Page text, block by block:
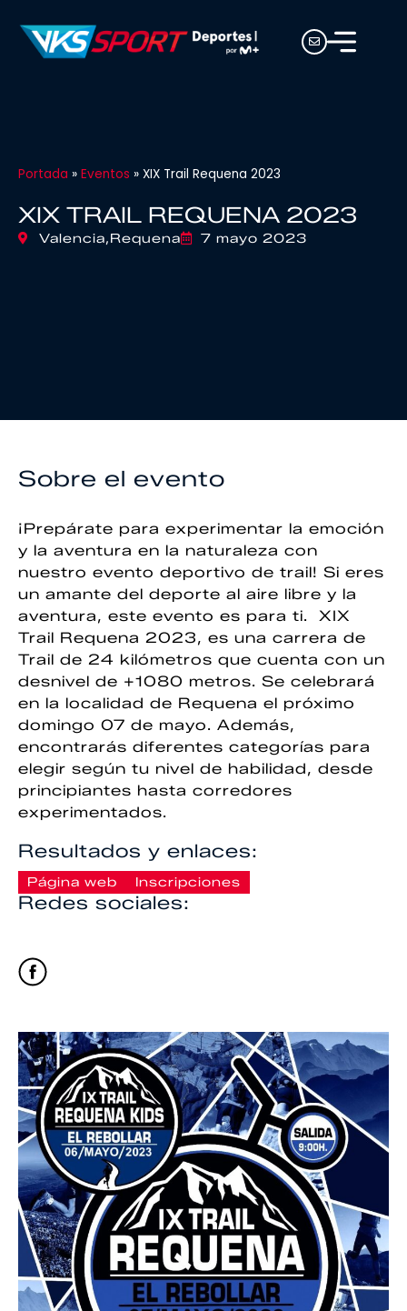
Portada » Eventos » XIX Trail Requena 2023
XIX TRAIL REQUENA 2023
Valencia,Requena 7 mayo 2023
Sobre el evento
¡Prepárate para experimentar la emoción
y la aventura en la naturaleza con
nuestro evento deportivo de trail! Si eres
un amante del deporte al aire libre y la
aventura, este evento es para ti. XIX
Trail Requena 2023, es una carrera de
Trail de 24 kilómetros que cuenta con un
desnivel de +1080 metros. Se celebrará
en la localidad de Requena el próximo
domingo 07 de mayo. Además,
encontrarás diferentes categorías para
elegir según tu nivel de habilidad, desde
principiantes hasta corredores
experimentados.
Resultados y enlaces:
Página web Inscripciones
Redes sociales: